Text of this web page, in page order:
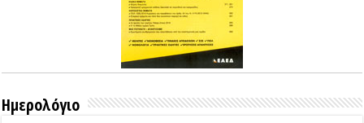
Ημερολόγιο